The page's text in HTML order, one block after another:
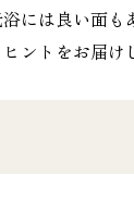
には良い面も
ントをお届